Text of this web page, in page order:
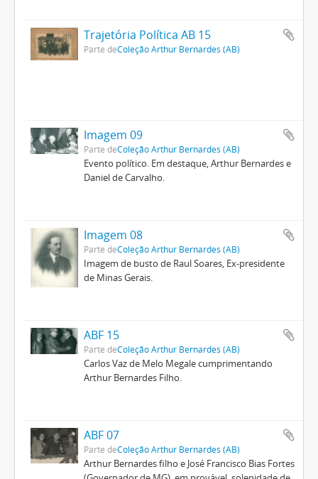
Trajetória Política AB 15
Parte deColeção Arthur Bernardes (AB)
Imagem 09
Parte deColeção Arthur Bernardes (AB)
Evento político. Em destaque, Arthur Bernardes e
Daniel de Carvalho.
Imagem 08
Parte deColeção Arthur Bernardes (AB)
Imagem de busto de Raul Soares, Ex-presidente
de Minas Gerais.
ABF 15
Parte deColeção Arthur Bernardes (AB)
Carlos Vaz de Melo Megale cumprimentando
Arthur Bernardes Filho.
ABF 07
Parte deColeção Arthur Bernardes (AB)
Arthur Bernardes filho e José Francisco Bias Fortes